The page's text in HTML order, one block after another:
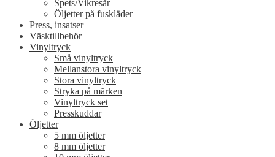
Spets/Vikresår
Öljetter på fuskläder
Press, insatser
Väsktillbehör
Vinyltryck
Små vinyltryck
Mellanstora vinyltryck
Stora vinyltryck
Stryka på märken
Vinyltryck set
Presskuddar
Öljetter
5 mm öljetter
8 mm öljetter